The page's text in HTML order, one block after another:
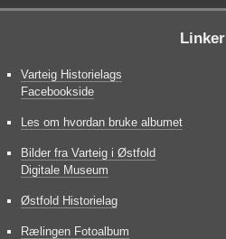
Linker
Varteig Historielags
Facebookside
Les om hvordan bruke albumet
Bilder fra Varteig i Østfold
Digitale Museum
Østfold Historielag
Rælingen Fotoalbum